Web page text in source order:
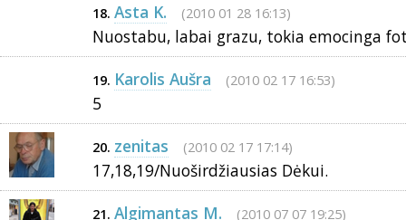
18. Asta K. (2010 01 28 16:13)
Nuostabu, labai grazu, tokia emocinga
19. Karolis Aušra (2010 02 17 16:53)
5
20. zenitas (2010 02 17 17:14)
17,18,19/Nuoširdžiausias Dėkui.
21. Algimantas M. (2010 07 07 19:25)